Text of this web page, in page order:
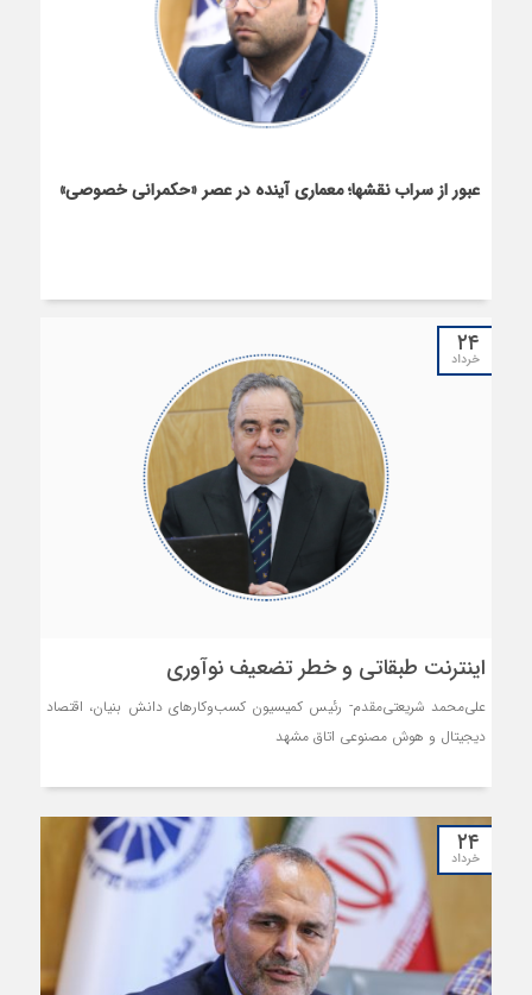
عبور از سراب نقش­ها؛ معماری آینده در عصر «حکمرانی خصوصی»
۲۴
خرداد
اینترنت طبقاتی و خطر تضعیف نوآوری
علی‌محمد شریعتی‌مقدم- رئیس کمیسیون کسب‌وکارهای دانش بنیان، اقتصاد
دیجیتال و هوش مصنوعی اتاق مشهد
۲۴
خرداد